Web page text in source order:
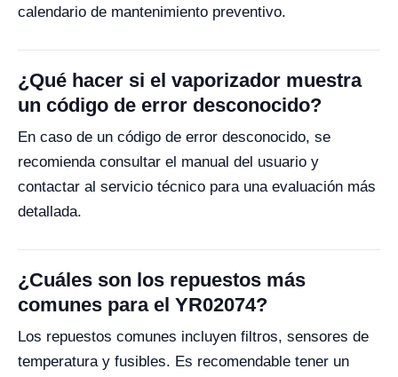
calendario de mantenimiento preventivo.
¿Qué hacer si el vaporizador muestra
un código de error desconocido?
En caso de un código de error desconocido, se
recomienda consultar el manual del usuario y
contactar al servicio técnico para una evaluación más
detallada.
¿Cuáles son los repuestos más
comunes para el YR02074?
Los repuestos comunes incluyen filtros, sensores de
temperatura y fusibles. Es recomendable tener un